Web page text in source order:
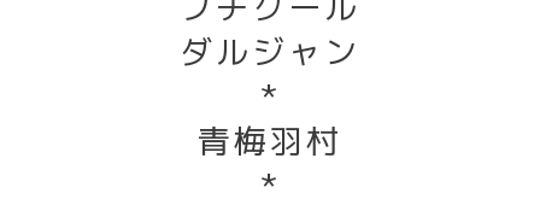
ダルジャン
*
青梅羽村
*